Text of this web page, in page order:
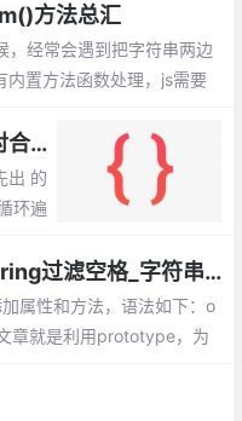
方法总汇
经常会遇到把字符串两边
内置方法函数处理，js需要
JS判断字符串小括号是否成对合法
出 的
环遍
左括
js中String.prototype实现string过滤空格_字符串空格过滤
属性和方法，语法如下：o
章就是利用prototype，为